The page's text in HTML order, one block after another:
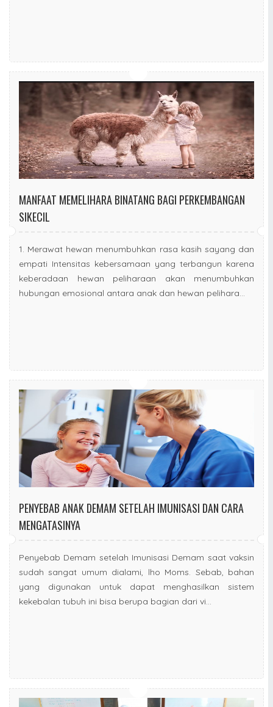
MANFAAT MEMELIHARA BINATANG BAGI PERKEMBANGAN
SIKECIL
1. Merawat hewan menumbuhkan rasa kasih sayang dan
empati Intensitas kebersamaan yang terbangun karena
keberadaan hewan peliharaan akan menumbuhkan
hubungan emosional antara anak dan hewan pelihara...
PENYEBAB ANAK DEMAM SETELAH IMUNISASI DAN CARA
MENGATASINYA
Penyebab Demam setelah Imunisasi Demam saat vaksin
sudah sangat umum dialami, lho Moms. Sebab, bahan
yang digunakan untuk dapat menghasilkan sistem
kekebalan tubuh ini bisa berupa bagian dari vi...